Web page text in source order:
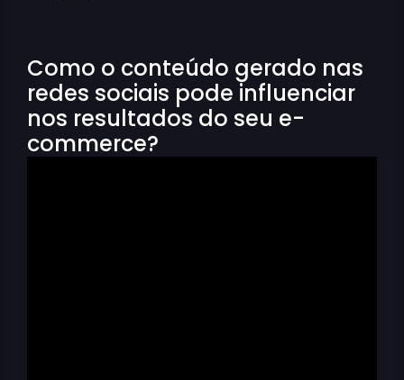
Como o conteúdo gerado nas
redes sociais pode influenciar
nos resultados do seu e-
commerce?